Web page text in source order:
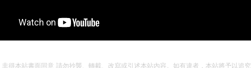
非得本站書面同意 請勿抄襲、轉載、改寫或引述本站內容。如有違者，本站將予以追究